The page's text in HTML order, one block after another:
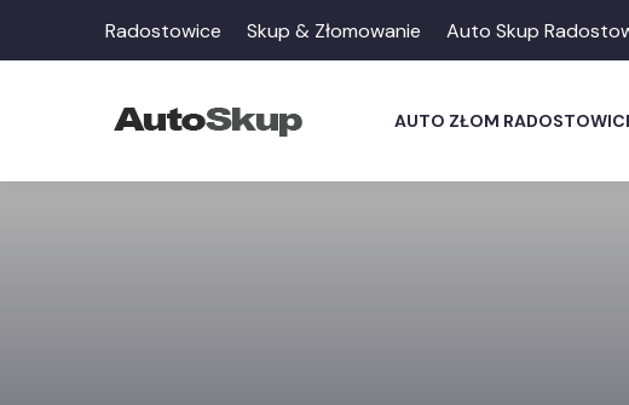
Radostowice Skup & Złomowanie Auto Skup
AUTO ZŁOM